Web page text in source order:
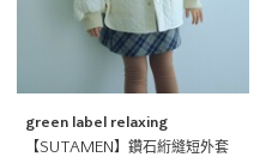
green label relaxing
【SUTAMEN】鑽石絎縫短外套